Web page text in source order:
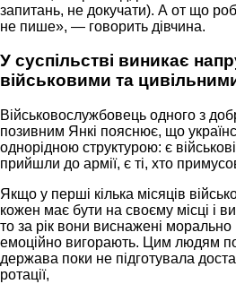
запитань, не докучати). А от що
не пише», — говорить дівчина.
У суспільстві виникає
військовими та
Військовослужбовець одного з
позивним Янкі пояснює, що
однорідною структурою: є
прийшли до армії, є ті, хто
Якщо у перші кілька місяців
кожен має бути на своєму місці і
то за рік вони виснажені морально
емоційно вигорають. Цим людям
держава поки не підготувала
ротації,